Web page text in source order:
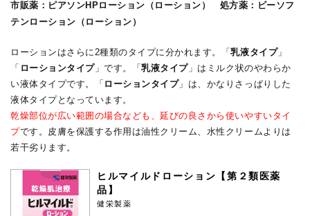
市販薬 ：ピアソンHPローション（ローション） 処方薬 ：ビーソフ
テンローション（ローション）
ローションはさらに2種類のタイプに分かれます。「乳液タイプ」
「 ローションタイプ」です。「乳液タイプ」はミルク状のやわらか
い液体タイプです。「 ローションタイプ」は、かなりさっぱりした
液体タイプとなっています。
乾燥部位が広い範囲の場合なども、延びの良さから使いやすいタイ
プです。皮膚を保護する作用は油性クリーム、水性クリームよりは
若干劣ります。
ヒルマイルドローション【第２類医薬
品】
健栄製薬